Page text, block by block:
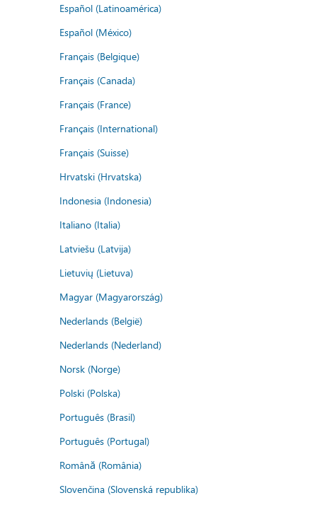
Español (Latinoamérica)
Español (México)
Français (Belgique)
Français (Canada)
Français (France)
Français (International)
Français (Suisse)
Hrvatski (Hrvatska)
Indonesia (Indonesia)
Italiano (Italia)
Latviešu (Latvija)
Lietuvių (Lietuva)
Magyar (Magyarország)
Nederlands (België)
Nederlands (Nederland)
Norsk (Norge)
Polski (Polska)
Português (Brasil)
Português (Portugal)
Română (România)
Slovenčina (Slovenská republika)